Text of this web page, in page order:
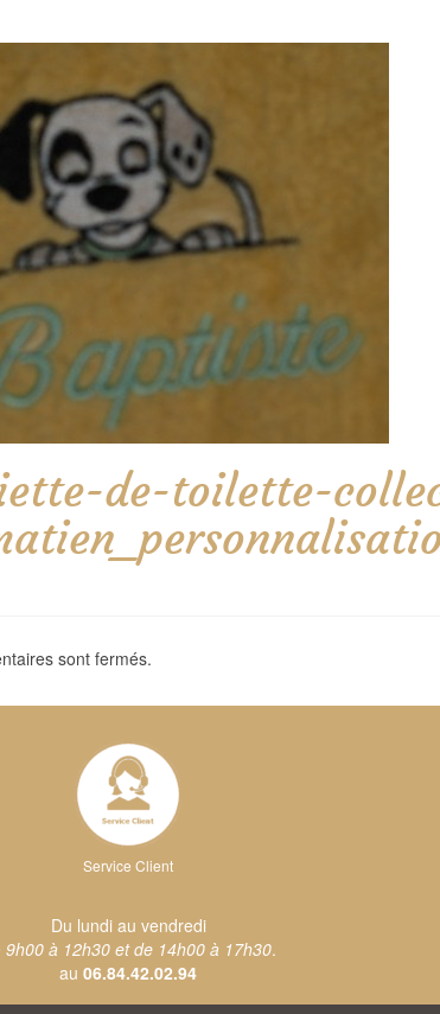
de-toilette-
sont fermés.
Service Client
Du lundi au vendredi
9h00 à 12h30 et de 14h00 à 17h30.
au 06.84.42.02.94